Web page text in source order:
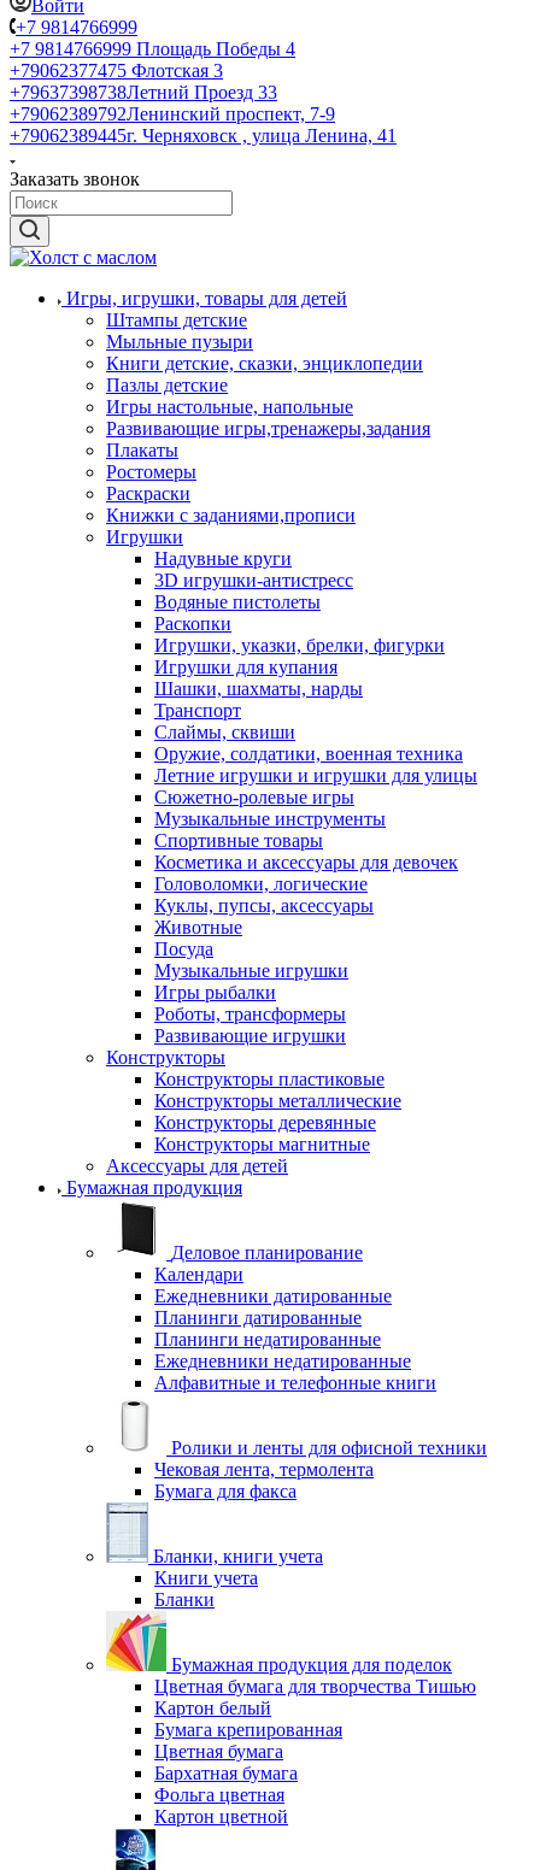
Войти
+7 9814766999
+7 9814766999 Площадь Победы 4
+79062377475 Флотская 3
+79637398738Летний Проезд 33
+79062389792Ленинский проспект, 7-9
+79062389445г. Черняховск , улица Ленина, 41
Заказать звонок
Игры, игрушки, товары для детей
Штампы детские
Мыльные пузыри
Книги детские, сказки, энциклопедии
Пазлы детские
Игры настольные, напольные
Развивающие игры,тренажеры,задания
Плакаты
Ростомеры
Раскраски
Книжки с заданиями,прописи
Игрушки
Надувные круги
3D игрушки-антистресс
Водяные пистолеты
Раскопки
Игрушки, указки, брелки, фигурки
Игрушки для купания
Шашки, шахматы, нарды
Транспорт
Слаймы, сквиши
Оружие, солдатики, военная техника
Летние игрушки и игрушки для улицы
Сюжетно-ролевые игры
Музыкальные инструменты
Спортивные товары
Косметика и аксессуары для девочек
Головоломки, логические
Куклы, пупсы, аксессуары
Животные
Посуда
Музыкальные игрушки
Игры рыбалки
Роботы, трансформеры
Развивающие игрушки
Конструкторы
Конструкторы пластиковые
Конструкторы металлические
Конструкторы деревянные
Конструкторы магнитные
Аксессуары для детей
Бумажная продукция
Деловое планирование
Календари
Ежедневники датированные
Планинги датированные
Планинги недатированные
Ежедневники недатированные
Алфавитные и телефонные книги
Ролики и ленты для офисной техники
Чековая лента, термолента
Бумага для факса
Бланки, книги учета
Книги учета
Бланки
Бумажная продукция для поделок
Цветная бумага для творчества Тишью
Картон белый
Бумага крепированная
Цветная бумага
Бархатная бумага
Фольга цветная
Картон цветной